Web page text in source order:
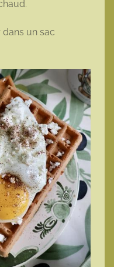
un sac